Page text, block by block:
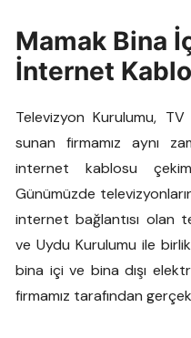
Mamak Bina
İnternet
Televizyon Kurulumu,
sunan firmamız aynı
internet kablosu
Günümüzde
internet bağlantısı olan
ve Uydu Kurulumu ile
bina içi ve bina dışı
firmamız tarafından